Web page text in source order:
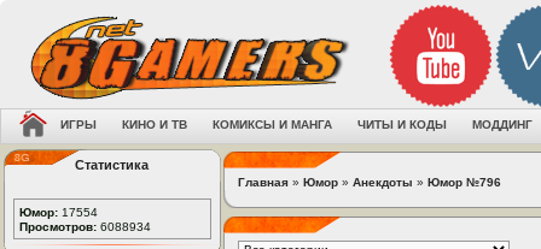
ИГРЫ КИНО И ТВ КОМИКСЫ И МАНГА ЧИТЫ И КОДЫ МОДДИНГ
Статистика
Юмор: 17554
Просмотров: 6088934
Главная » Юмор » Анекдоты » Юмор №796